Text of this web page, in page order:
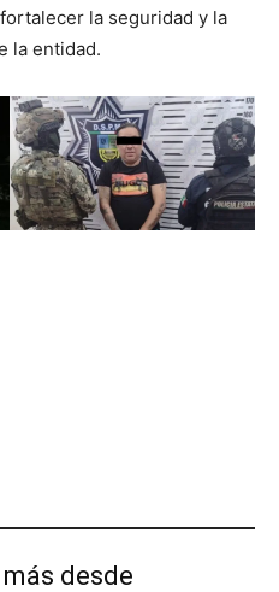
la seguridad y la
la entidad.
desde